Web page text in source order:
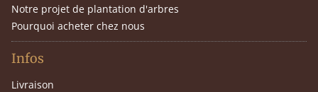
Notre projet de plantation d'arbres
Pourquoi acheter chez nous
Infos
Livraison